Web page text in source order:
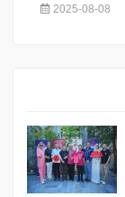
2025-08-08